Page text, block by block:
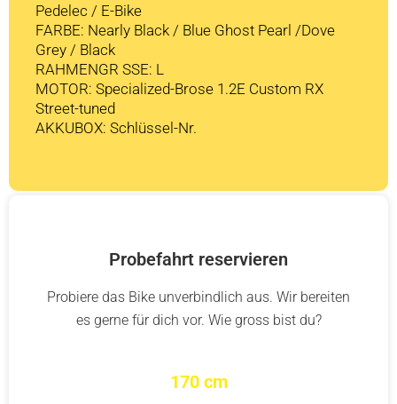
Pedelec / E-Bike
FARBE: Nearly Black / Blue Ghost Pearl /Dove
Grey / Black
RAHMENGR SSE: L
MOTOR: Specialized-Brose 1.2E Custom RX
Street-tuned
AKKUBOX: Schlüssel-Nr.
Probefahrt reservieren
Probiere das Bike unverbindlich aus. Wir bereiten
es gerne für dich vor. Wie gross bist du?
170 cm